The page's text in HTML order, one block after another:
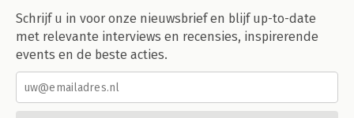
Schrijf u in voor onze nieuwsbrief en blijf up-to-date
met relevante interviews en recensies, inspirerende
events en de beste acties.